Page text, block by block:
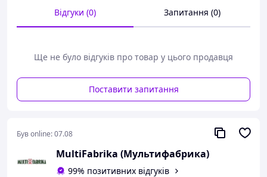
боротьби з целюлітом і втратою тонусу. Як основні
активні компоненти використовуються мікронізована
гуарана. Вони насичують антицелюлітну маску
мінералами, вітамінами та біологічними сполуками,
здатними впливати на розщеплення жирових
відкладень і швидкість обмінних процесів. Продукт
готовий до вживання, має характерний рослинний
комплексної боротьби з целюлітом.
2. Корисні властивості
Збалансований комплекс інгредієнтів природного
Відгуки (0) Запитання (0)
Ще не було відгуків про товар у цього продавця
Поставити запитання
Був online:07.08
MultiFabrika (Мультифабрика)
99% позитивних відгуків